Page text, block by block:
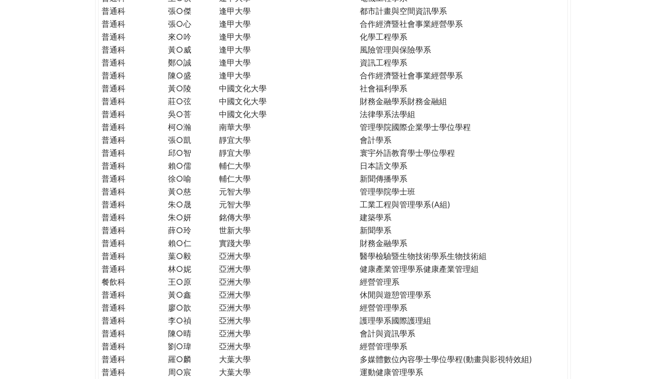
普通科
張○傑 逢甲大學
都市計畫與空間資訊學系
普通科
張○心 逢甲大學
合作經濟暨社會事業經營學系
普通科
來○吟 逢甲大學
化學工程學系
普通科
黃○威 逢甲大學
風險管理與保險學系
普通科
鄭○誠 逢甲大學
資訊工程學系
普通科
陳○盛 逢甲大學
合作經濟暨社會事業經營學系
普通科
黃○陵 中國文化大學
社會福利學系
普通科
莊○弦 中國文化大學
財務金融學系財務金融組
普通科
吳○菩 中國文化大學
法律學系法學組
普通科
柯○瀚 南華大學
管理學院國際企業學士學位學程
普通科
張○凱 靜宜大學
會計學系
普通科
邱○智 靜宜大學
寰宇外語教育學士學位學程
普通科
賴○儒 輔仁大學
日本語文學系
普通科
徐○喻 輔仁大學
新聞傳播學系
普通科
黃○慈 元智大學
管理學院學士班
普通科
朱○晟 元智大學
工業工程與管理學系(A組)
普通科
朱○妍 銘傳大學
建築學系
普通科
薛○玲 世新大學
新聞學系
普通科
賴○仁 實踐大學
財務金融學系
普通科
葉○毅 亞洲大學
醫學檢驗暨生物技術學系生物技術組
普通科
林○妮 亞洲大學
健康產業管理學系健康產業管理組
餐飲科
王○原 亞洲大學
經營管理系
普通科
黃○鑫 亞洲大學
休閒與遊憩管理學系
普通科
廖○歆 亞洲大學
經營管理學系
普通科
李○禎 亞洲大學
護理學系國際護理組
普通科
陳○晴 亞洲大學
會計與資訊學系
普通科
劉○瑋 亞洲大學
經營管理學系
普通科
羅○麟 大葉大學
多媒體數位內容學士學位學程(動畫與影視特效組)
普通科
周○宸 大葉大學
運動健康管理學系